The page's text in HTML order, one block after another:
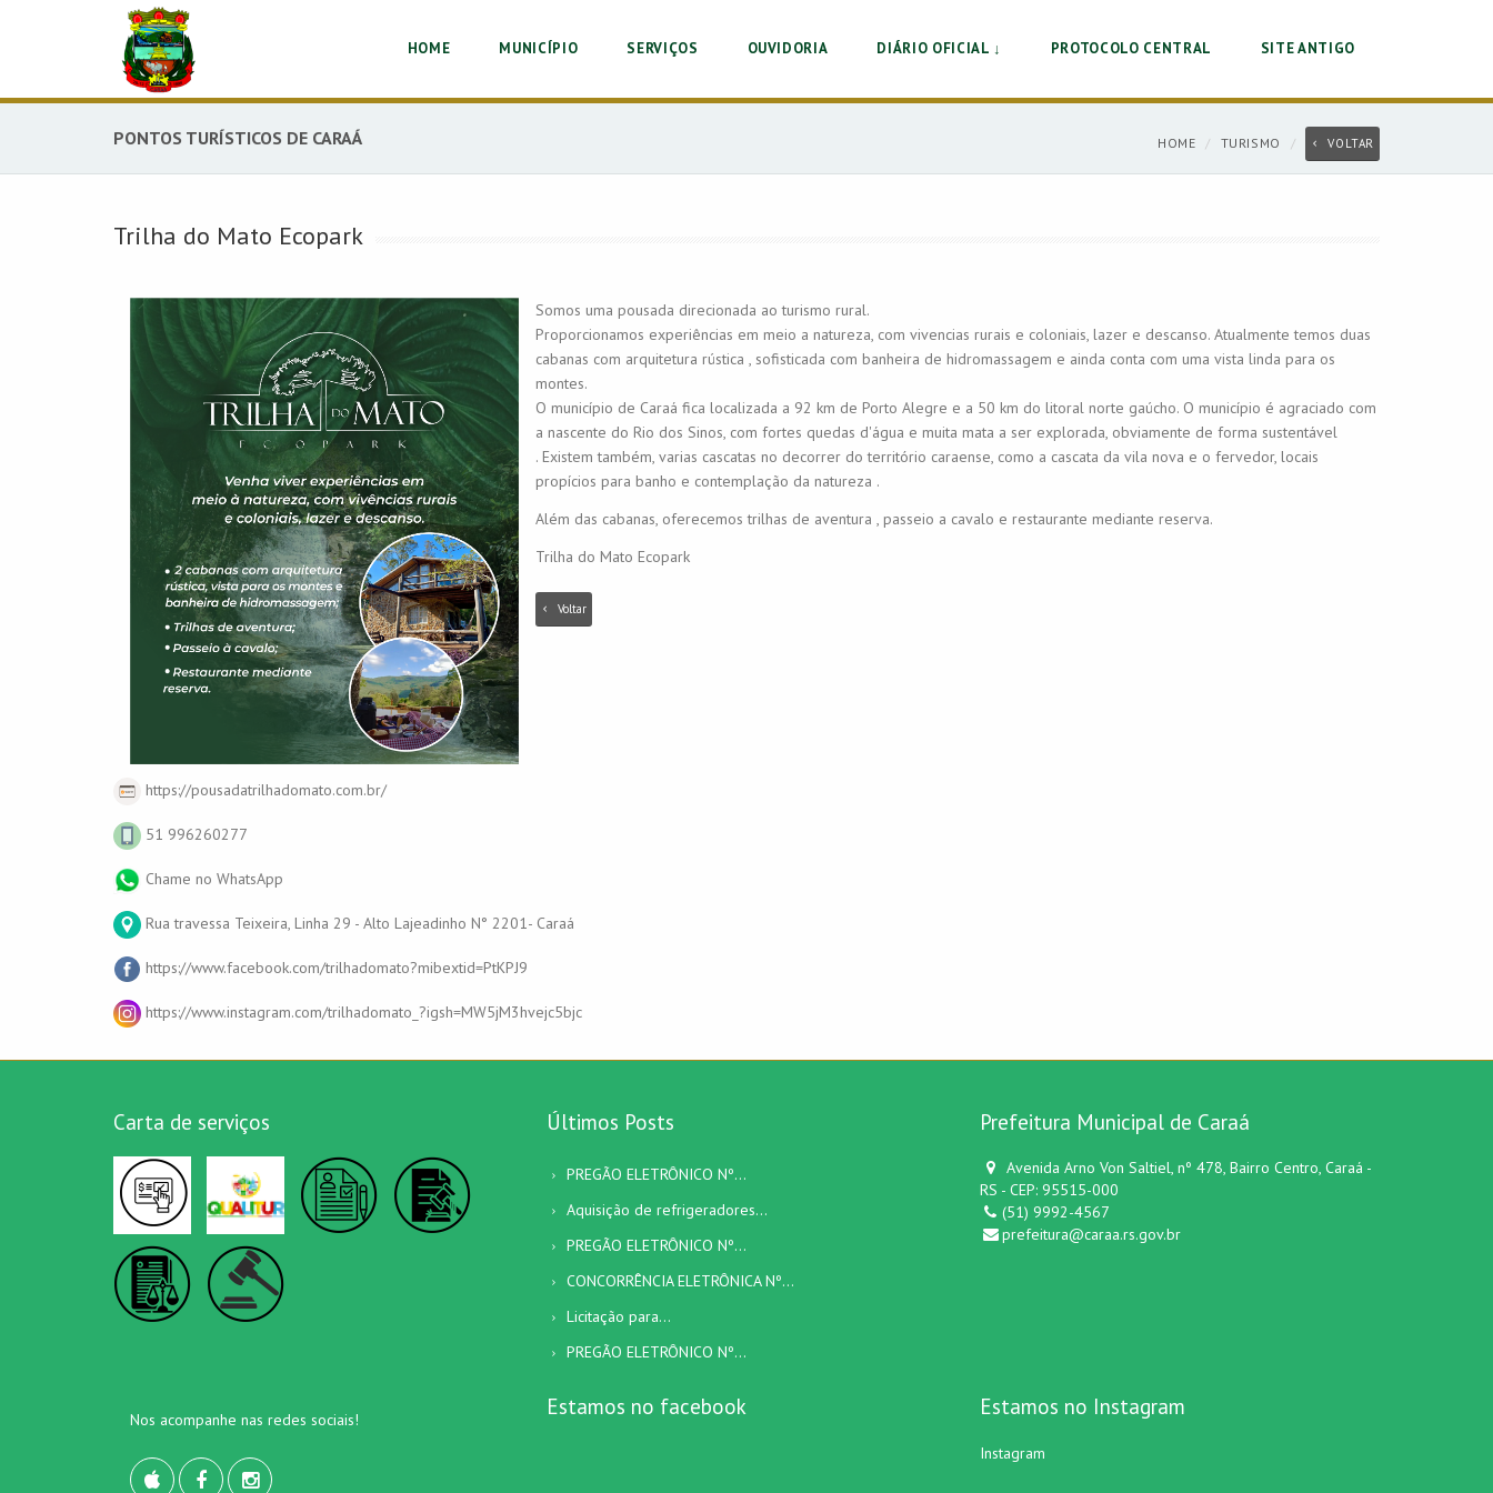
HOME MUNICÍPIO SERVIÇOS OUVIDORIA DIÁRIO OFICIAL ↓ PROTOCOLO CENTRAL SITE ANTIGO
PONTOS TURÍSTICOS DE CARAÁ HOME TURISMO VOLTAR
Trilha do Mato Ecopark
Somos uma pousada direcionada ao turismo rural.
Proporcionamos experiências em meio a natureza, com vivencias rurais e coloniais, lazer e descanso. Atualmente temos duas
cabanas com arquitetura rústica , sofisticada com banheira de hidromassagem e ainda conta com uma vista linda para os
montes.
O município de Caraá fica localizada a 92 km de Porto Alegre e a 50 km do litoral norte gaúcho. O município é agraciado com
a nascente do Rio dos Sinos, com fortes quedas d'água e muita mata a ser explorada, obviamente de forma sustentável
. Existem também, varias cascatas no decorrer do território caraense, como a cascata da vila nova e o fervedor, locais
propícios para banho e contemplação da natureza .
Além das cabanas, oferecemos trilhas de aventura , passeio a cavalo e restaurante mediante reserva.
Trilha do Mato Ecopark
Voltar
https://pousadatrilhadomato.com.br/
51 996260277
Chame no WhatsApp
Rua travessa Teixeira, Linha 29 - Alto Lajeadinho N° 2201- Caraá
https://www.facebook.com/trilhadomato?mibextid=PtKPJ9
https://www.instagram.com/trilhadomato_?igsh=MW5jM3hvejc5bjc
Carta de serviços Últimos Posts
PREGÃO ELETRÔNICO Nº...
Aquisição de refrigeradores...
PREGÃO ELETRÔNICO Nº...
CONCORRÊNCIA ELETRÔNICA Nº...
Licitação para...
PREGÃO ELETRÔNICO Nº...
Prefeitura Municipal de Caraá
Avenida Arno Von Saltiel, nº 478, Bairro Centro, Caraá -
RS - CEP: 95515-000
(51) 9992-4567
prefeitura@caraa.rs.gov.br
Nos acompanhe nas redes sociais! Estamos no facebook Estamos no Instagram
Instagram